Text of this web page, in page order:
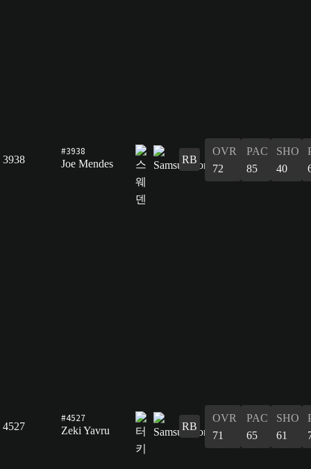
3938
#3938
Joe Mendes
RB
OVR
72
PAC
85
SHO
40
4527
#4527
Zeki Yavru
RB
OVR
71
PAC
65
SHO
61